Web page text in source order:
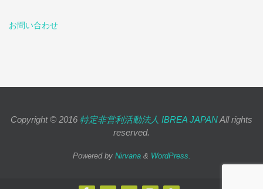
お問い合わせ
Copyright © 2016 特定非営利活動法人 IBREA JAPANAll rights
reserved.
Powered by Nirvana& WordPress.